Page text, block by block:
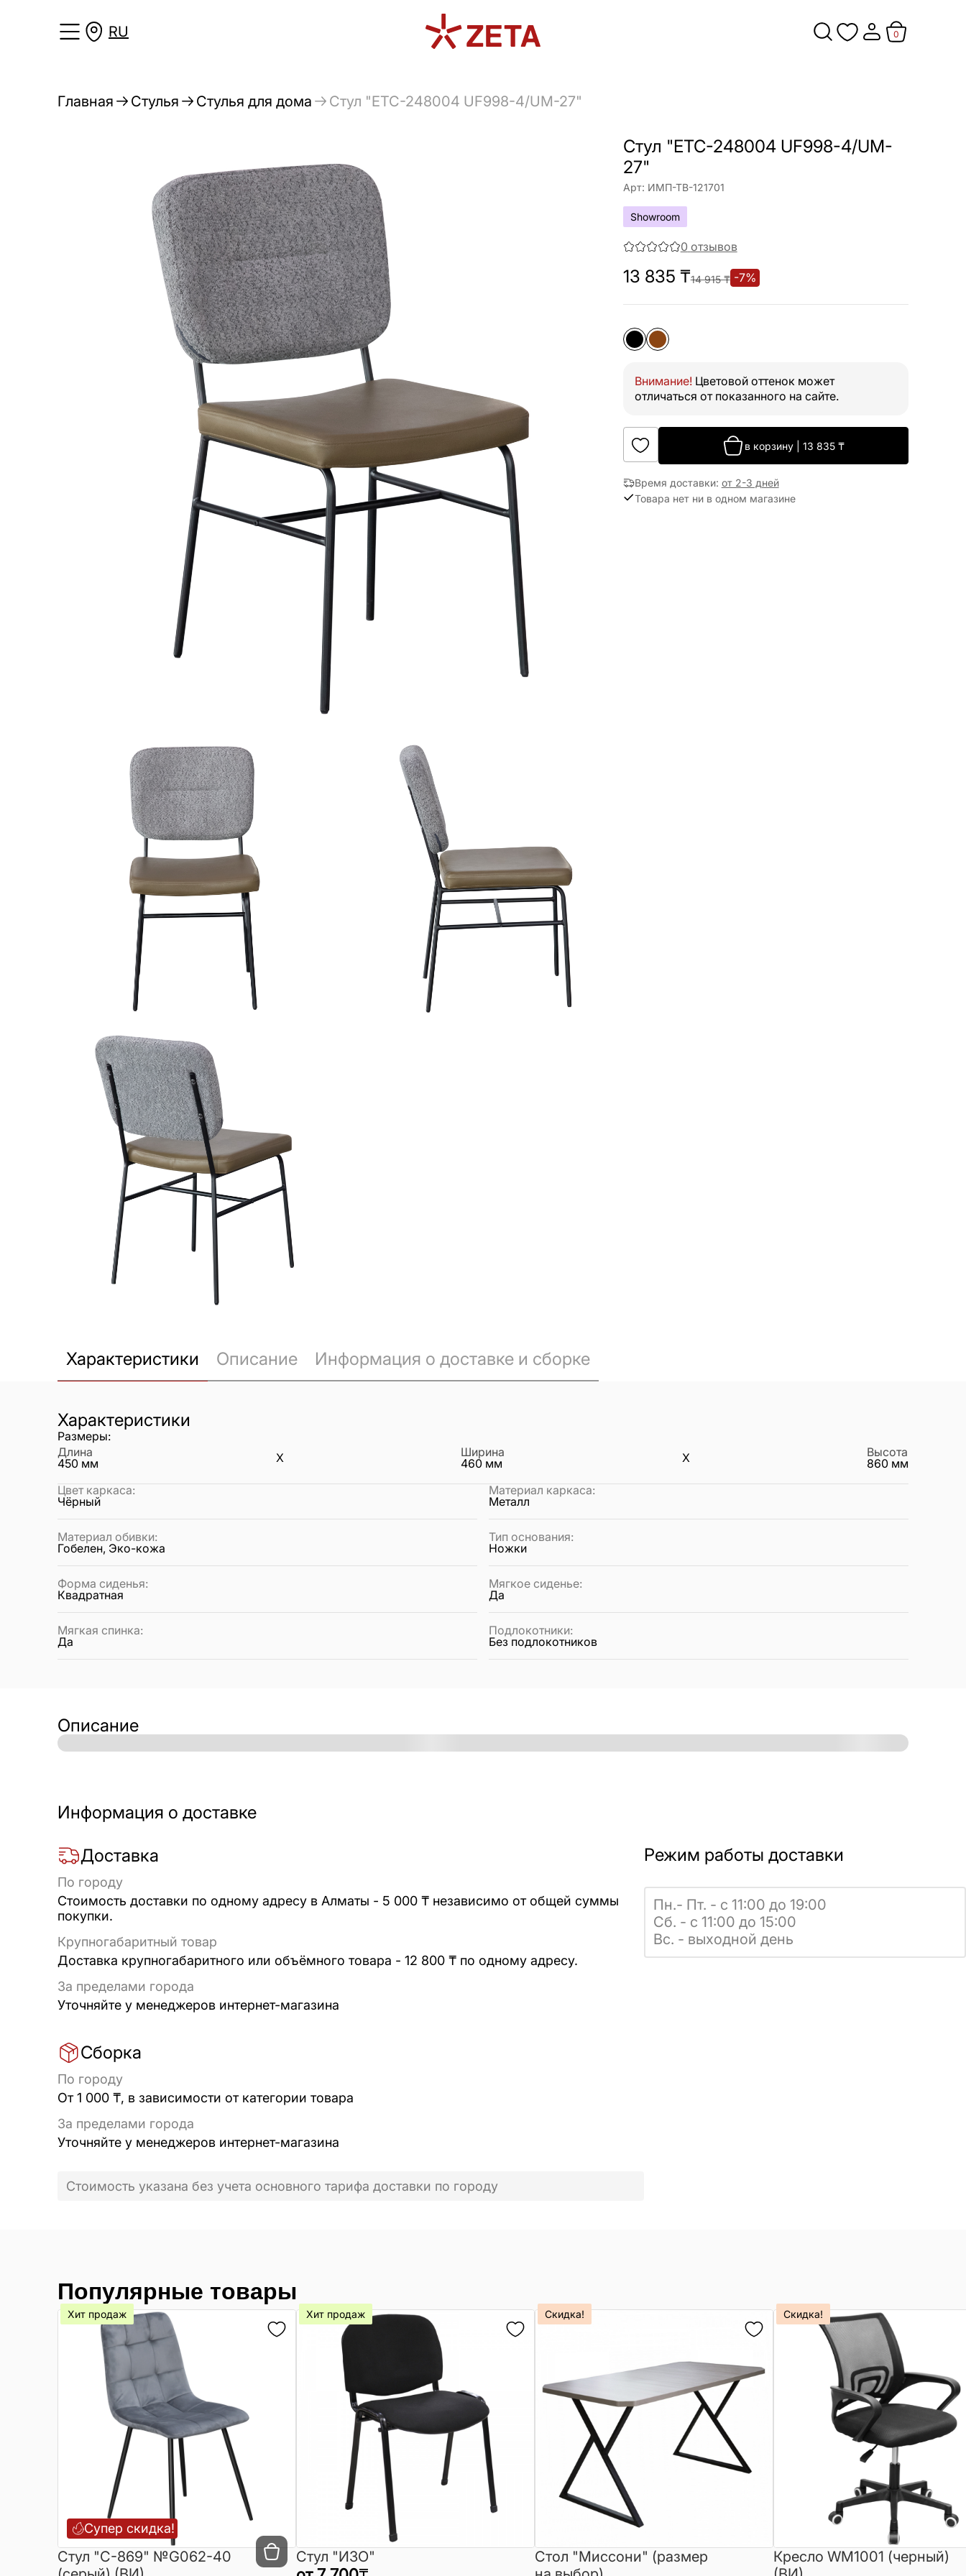
RU 0
Главная Стулья Стулья для дома Стул "ETC-248004 UF998-4/UM-27"
Стул "ETC-248004 UF998-4/UM-
27"
Арт: ИМП-ТВ-121701
Showroom
0 отзывов
13 835 ₸14 915₸ -7%
Внимание! Цветовой оттенок может
отличаться от показанного на сайте.
в корзину |13 835 ₸
Время доставки: от 2-3 дней
Товара нет ни в одном магазине
Характеристики Описание Информация о доставке и сборке
Характеристики
Размеры:
Длина
450 мм X
Ширина
460 мм X
Высота
860 мм
Цвет каркаса:
Чёрный
Материал каркаса:
Металл
Материал обивки:
Гобелен, Эко-кожа
Тип основания:
Ножки
Форма сиденья:
Квадратная
Мягкое сиденье:
Да
Мягкая спинка:
Да
Подлокотники:
Без подлокотников
Описание
Информация о доставке
Доставка
По городу
Стоимость доставки по одному адресу в Алматы - 5 000 ₸ независимо от общей суммы
покупки.
Крупногабаритный товар
Доставка крупногабаритного или объёмного товара - 12 800 ₸ по одному адресу.
За пределами города
Уточняйте у менеджеров интернет-магазина
Сборка
По городу
От 1 000 ₸, в зависимости от категории товара
За пределами города
Уточняйте у менеджеров интернет-магазина
Стоимость указана без учета основного тарифа доставки по городу
Режим работы доставки
Пн.- Пт. - с 11:00 до 19:00
Сб. - с 11:00 до 15:00
Вс. - выходной день
Популярные товары
Супер скидка!
Хит продаж
Cтул "C-869" №G062-40
Хит продаж
Стул "ИЗО"
Скидка!
Стол "Миссони" (размер
Скидка!
Кресло WM1001 (черный)